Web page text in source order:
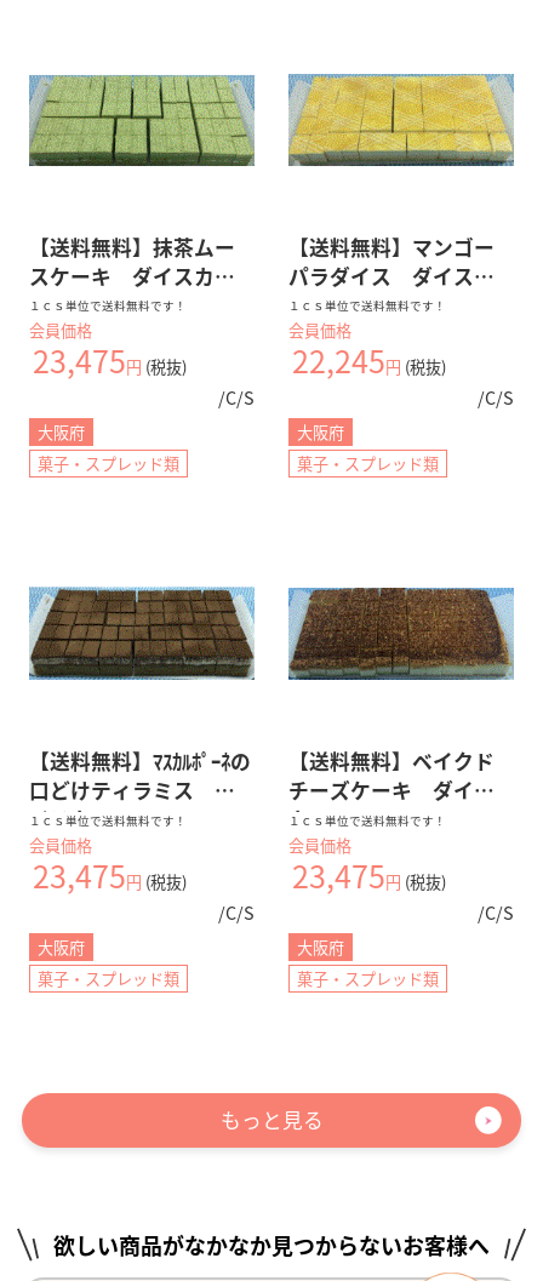
SNSのフォロー
SNS公式アカウント一覧
【送料無料】抹茶ムー
スケーキ ダイスカッ
ト
１ｃｓ単位で送料無料です！
会員価格
23,475円 (税抜)
/C/S
大阪府
菓子・スプレッド類
【送料無料】マンゴー
パラダイス ダイスカ
ット
１ｃｓ単位で送料無料です！
会員価格
22,245円 (税抜)
/C/S
大阪府
菓子・スプレッド類
【送料無料】ﾏｽｶﾙﾎﾟｰﾈの
口どけティラミス ダ
イスカット
１ｃｓ単位で送料無料です！
会員価格
23,475円 (税抜)
/C/S
大阪府
菓子・スプレッド類
【送料無料】ベイクド
チーズケーキ ダイス
カット
１ｃｓ単位で送料無料です！
会員価格
23,475円 (税抜)
/C/S
大阪府
菓子・スプレッド類
もっと見る
欲しい商品がなかなか見つからないお客様へ